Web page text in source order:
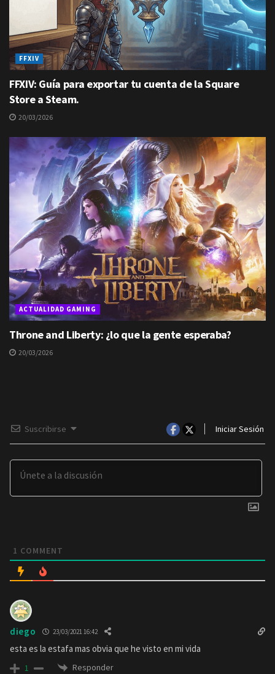
FFXIV
FFXIV: Guía para exportar tu cuenta de la Square
Store a Steam.
20/03/2026
ACTUALIDAD GAMING
Throne and Liberty: ¿lo que la gente esperaba?
20/03/2026
Suscribirse Iniciar Sesión
1 COMMENT
diego 23/03/2021 16:42
esta es la estafa mas obvia que he visto en mi vida
1 Responder